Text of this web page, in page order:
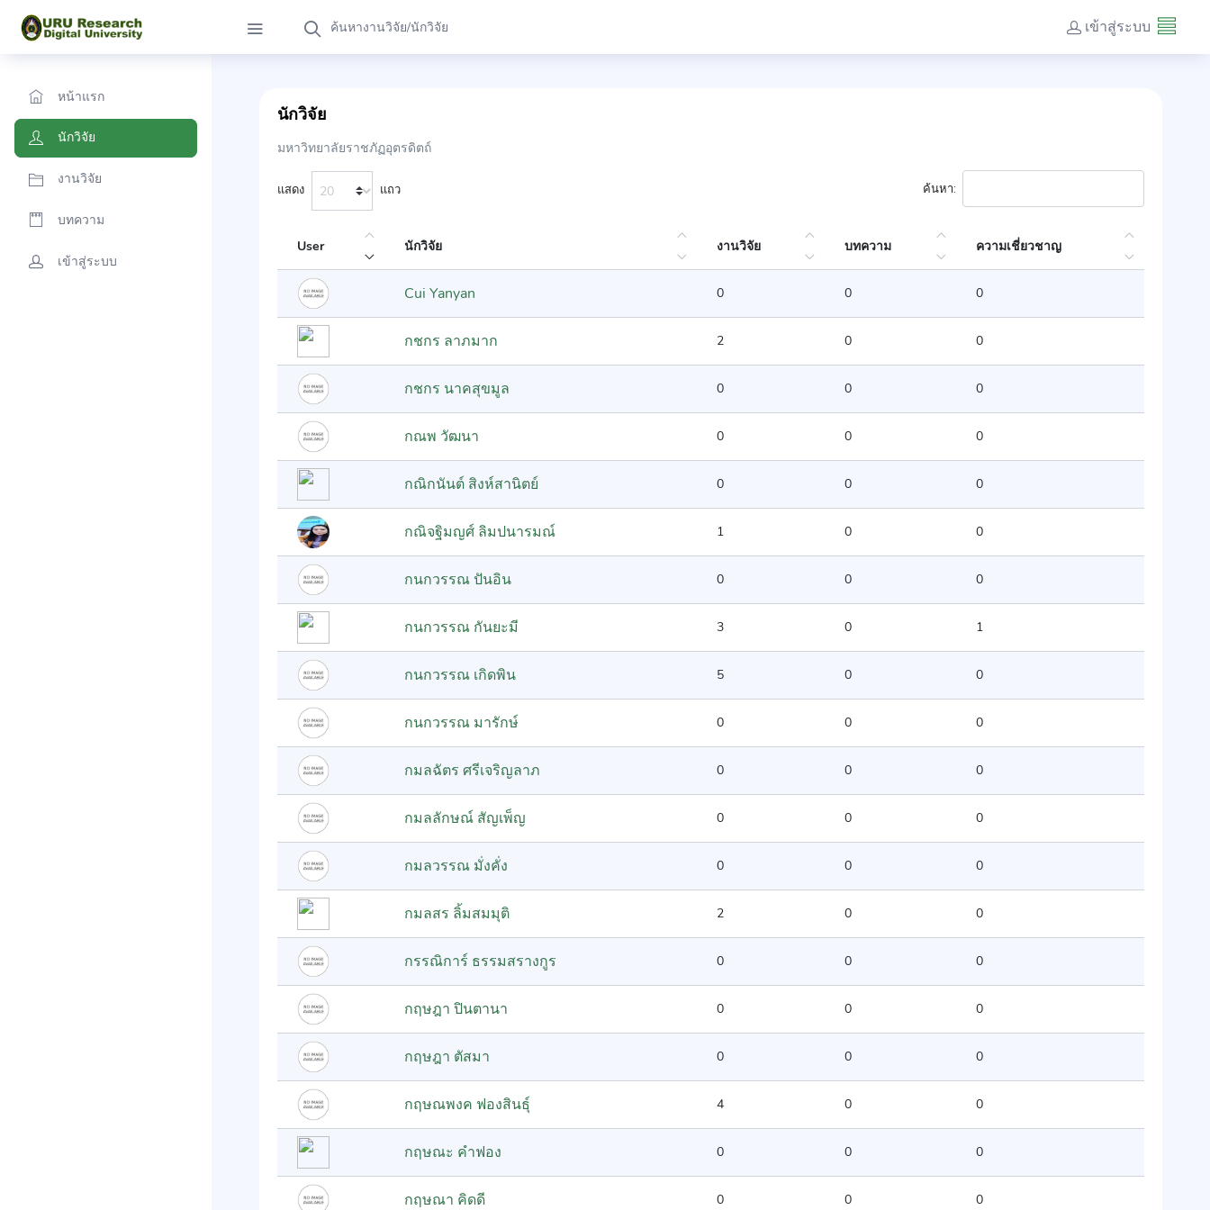
เข้าสู่ระบบ
หน้าแรก
นักวิจัย
งานวิจัย
บทความ
เข้าสู่ระบบ
นักวิจัย
มหาวิทยาลัยราชภัฏอุตรดิตถ์
แสดง แถว ค้นหา:
User นักวิจัย งานวิจัย บทความ ความเชี่ยวชาญ
Cui Yanyan 0 0 0
กชกร ลาภมาก 2 0 0
กชกร นาคสุขมูล 0 0 0
กณพ วัฒนา 0 0 0
กณิกนันต์ สิงห์สานิตย์ 0 0 0
กณิจฐิมญศ์ ลิมปนารมณ์ 1 0 0
กนกวรรณ ปันอิน 0 0 0
กนกวรรณ กันยะมี 3 0 1
กนกวรรณ เกิดพิน 5 0 0
กนกวรรณ มารักษ์ 0 0 0
กมลฉัตร ศรีเจริญลาภ 0 0 0
กมลลักษณ์ สัญเพ็ญ 0 0 0
กมลวรรณ มั่งคั่ง 0 0 0
กมลสร ลิ้มสมมุติ 2 0 0
กรรณิการ์ ธรรมสรางกูร 0 0 0
กฤษฎา ปินตานา 0 0 0
กฤษฎา ตัสมา 0 0 0
กฤษณพงค ฟองสินธุ์ 4 0 0
กฤษณะ คำฟอง 0 0 0
กฤษณา คิดดี 0 0 0